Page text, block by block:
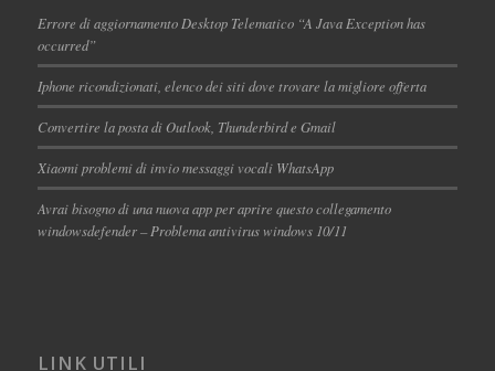
Errore di aggiornamento Desktop Telematico “A Java Exception has
occurred”
Iphone ricondizionati, elenco dei siti dove trovare la migliore offerta
Convertire la posta di Outlook, Thunderbird e Gmail
Xiaomi problemi di invio messaggi vocali WhatsApp
Avrai bisogno di una nuova app per aprire questo collegamento
windowsdefender – Problema antivirus windows 10/11
LINK UTILI